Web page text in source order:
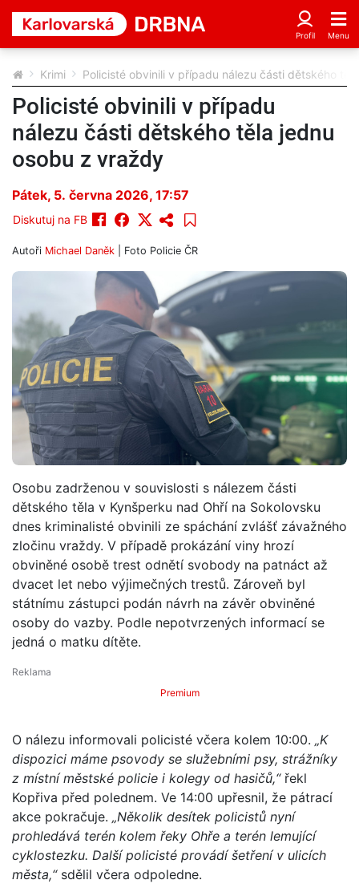
Krimi Policisté obvinili v případu nálezu části dětského
Policisté obvinili v případu
nálezu části dětského těla jednu
osobu z vraždy
Pátek, 5. června 2026, 17:57
Diskutuj na FB
Autoři Michael Daněk | Foto Policie ČR
Osobu zadrženou v souvislosti s nálezem části
dětského těla v Kynšperku nad Ohří na Sokolovsku
dnes kriminalisté obvinili ze spáchání zvlášť závažného
zločinu vraždy. V případě prokázání viny hrozí
obviněné osobě trest odnětí svobody na patnáct až
dvacet let nebo výjimečných trestů. Zároveň byl
státnímu zástupci podán návrh na závěr obviněné
osoby do vazby. Podle nepotvrzených informací se
jedná o matku dítěte.
Premium
O nálezu informovali policisté včera kolem 10:00. „K
dispozici máme psovody se služebními psy, strážníky
z místní městské policie i kolegy od hasičů,“řekl
Kopřiva před polednem. Ve 14:00 upřesnil, že pátrací
akce pokračuje. „Několik desítek policistů nyní
prohledává terén kolem řeky Ohře a terén lemující
cyklostezku. Další policisté provádí šetření v ulicích
města,“ sdělil včera odpoledne.